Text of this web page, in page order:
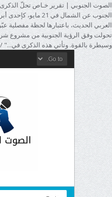
الصوت الجنوبي | تقرير خـاص تحلّ الذكرى
الجنوب عن الشمال
العربي الحديث، باعتبارها لحظة مفصلية
تحولت وفق الرؤية الجنوبية من مشروع
وسيطرة بالقوة. وتأتي هذه الذكرى في..."